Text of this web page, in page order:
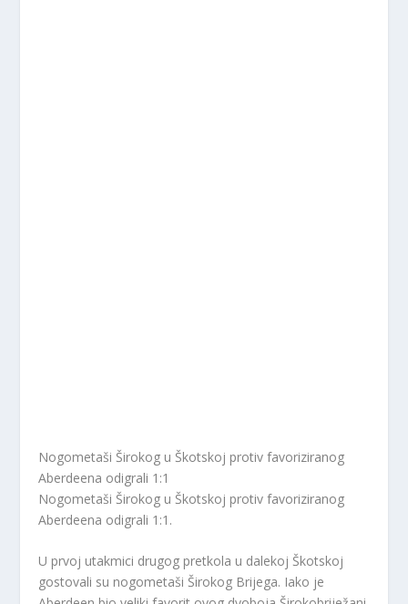
Nogometaši Širokog u Škotskoj protiv favoriziranog
Aberdeena odigrali 1:1
Nogometaši Širokog u Škotskoj protiv favoriziranog
Aberdeena odigrali 1:1.
U prvoj utakmici drugog pretkola u dalekoj Škotskoj
gostovali su nogometaši Širokog Brijega. Iako je